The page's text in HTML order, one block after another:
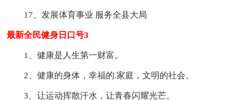
17、发展体育事业 服务全县大局
最新全民健身日口号3
1、健康是人生第一财富。
2、健康的身体，幸福的.家庭，文明的社会。
3、让运动挥散汗水，让青春闪耀光芒。